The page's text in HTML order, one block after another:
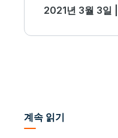
2021년 3월 3일
계속 읽기